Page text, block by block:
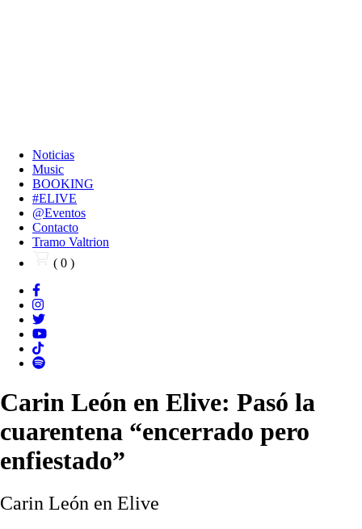
Noticias
Music
BOOKING
#ELIVE
@Eventos
Contacto
Tramo Valtrion
( 0 )
Carin León en Elive: Pasó la
cuarentena “encerrado pero
enfiestado”
Carin León en Elive